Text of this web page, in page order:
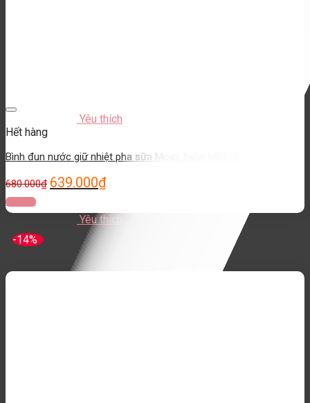
Yêu thích
Hết hàng
Bình đun nước giữ nhiệt pha sữa Moaz bebe MB070
680.000₫ 639.000₫
Đọc tiếp
Yêu thích
-14%